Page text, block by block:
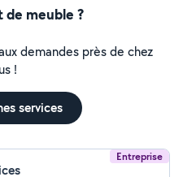
meuble ?
demandes près de chez
!
services
Entreprise